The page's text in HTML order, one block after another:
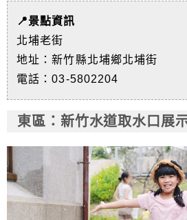
📍景點資訊
北埔老街
地址：新竹縣北埔鄉北埔街
電話：03-5802204
東區 ：新竹水道取水口展